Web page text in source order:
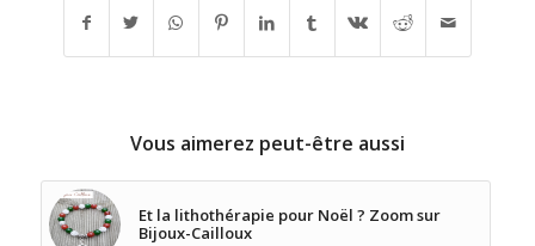
Vous aimerez peut-être aussi
Et la lithothérapie pour Noël ? Zoom sur
Bijoux-Cailloux